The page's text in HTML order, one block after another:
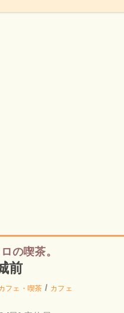
の喫茶。
前
フェ・喫茶 / カフェ